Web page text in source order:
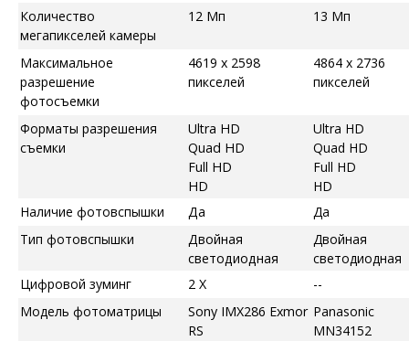
Количество
мегапикселей камеры
12 Мп 13 Мп
Максимальное
разрешение
фотосъемки
4619 x 2598
пикселей
4864 x 2736
пикселей
Форматы разрешения
съемки
Ultra HD
Quad HD
Full HD
HD
Ultra HD
Quad HD
Full HD
HD
Наличие фотовспышки
Да
Да
Тип фотовспышки
Двойная
светодиодная
Двойная
светодиодная
Цифровой зуминг
2 X
--
Модель фотоматрицы
Sony IMX286 Exmor
RS
Panasonic
MN34152